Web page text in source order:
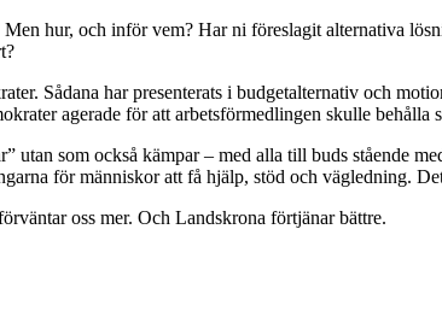
hur, och inför vem? Har ni föreslagit alternativa
Sådana har presenterats i budgetalternativ och
agerade för att arbetsförmedlingen skulle behålla
utan som också kämpar – med alla till buds stående
för människor att få hjälp, stöd och vägledning.
oss mer. Och Landskrona förtjänar bättre.